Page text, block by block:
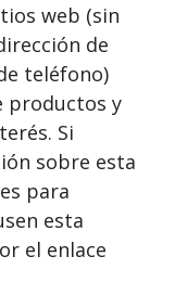
web (sin
de
teléfono)
productos y
Si
sobre esta
para
esta
el enlace